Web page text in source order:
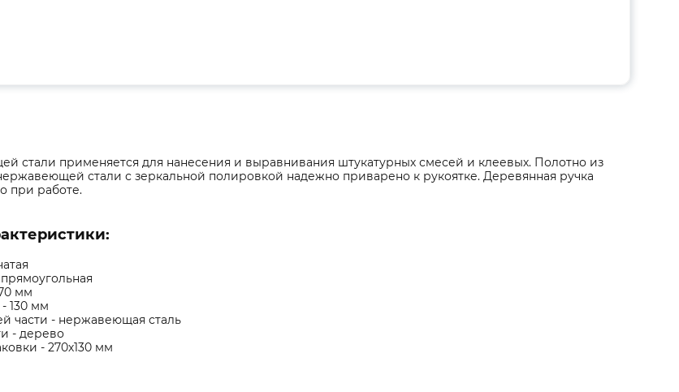
стали применяется для нанесения и выравнивания штукатурных смесей и клеевых. Полотно из
стали с зеркальной полировкой надежно приварено к рукоятке. Деревянная ручка
при работе.
мм
130 мм
части - нержавеющая сталь
- дерево
- 270х130 мм